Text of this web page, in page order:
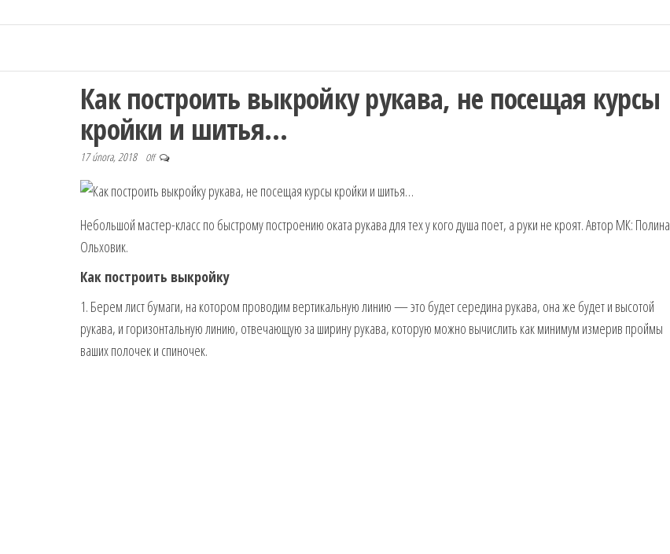
Как построить выкройку рукава, не посещая курсы
кройки и шитья…
17 února, 2018 Off
Небольшой мастер-класс по быстрому построению оката рукава для тех у кого душа поет, а руки не кроят. Автор МК: Полина
Ольховик.
Как построить выкройку
1. Берем лист бумаги, на котором проводим вертикальную линию — это будет середина рукава, она же будет и высотой
рукава, и горизонтальную линию, отвечающую за ширину рукава, которую можно вычислить как минимум измерив проймы
ваших полочек и спиночек.